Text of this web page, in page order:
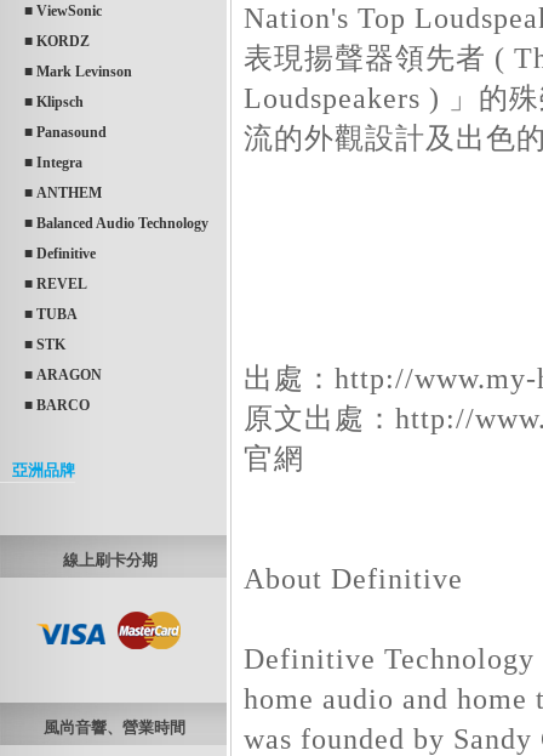
■ ViewSonic
■ KORDZ
■ Mark Levinson
■ Klipsch
■ Panasound
■ Integra
■ ANTHEM
■ Balanced Audio Technology
■ Definitive
■ REVEL
■ TUBA
■ STK
■ ARAGON
■ BARCO
亞洲品牌
線上刷卡分期
風尚音響、營業時間
Nation's Top
表現揚聲器領先者 (
Loudspeakers ) 」的
流的外觀設計及出色
出處：http://
原文出處：http://
官網
About Definitive
Definitive Technology
home audio and home
was founded by